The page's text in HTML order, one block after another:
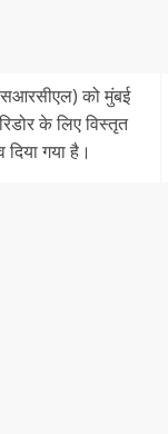
को मुंबई
के लिए विस्तृत
दिया गया है।